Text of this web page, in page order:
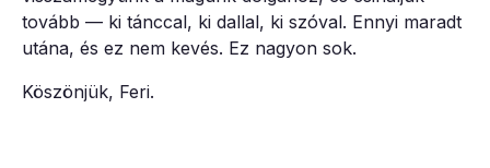
tovább — ki tánccal, ki dallal, ki szóval. Ennyi maradt
utána, és ez nem kevés. Ez nagyon sok.
Köszönjük, Feri.